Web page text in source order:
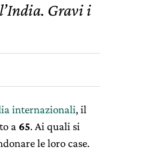
Gravi i
internazionali, il
a 65. Ai quali si
le loro case.